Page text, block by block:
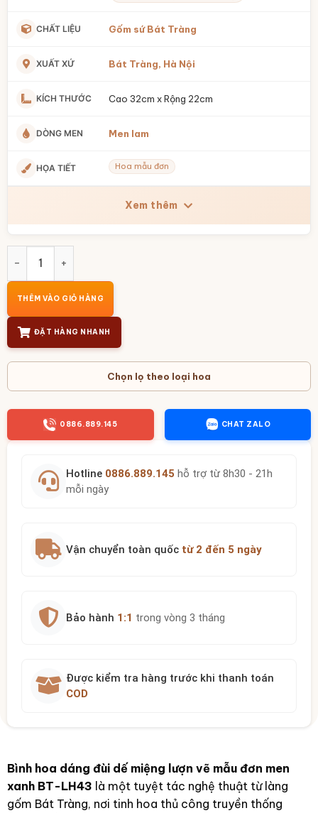
CHẤT LIỆU Gốm sứ Bát Tràng
XUẤT XỨ Bát Tràng, Hà Nội
KÍCH THƯỚC Cao 32cm x Rộng 22cm
DÒNG MEN Men lam
HỌA TIẾT Hoa mẫu đơn
Xem thêm
THÊM VÀO GIỎ HÀNG
ĐẶT HÀNG NHANH
Chọn lọ theo loại hoa
0886.889.145 CHAT ZALO
Hotline 0886.889.145 hỗ trợ từ 8h30 - 21h
mỗi ngày
Vận chuyển toàn quốc từ 2 đến 5 ngày
Bảo hành 1:1 trong vòng 3 tháng
Được kiểm tra hàng trước khi thanh toán
COD
Bình hoa dáng đùi dế miệng lượn vẽ mẫu đơn men
xanh BT-LH43 là một tuyệt tác nghệ thuật từ làng
gốm Bát Tràng, nơi tinh hoa thủ công truyền thống